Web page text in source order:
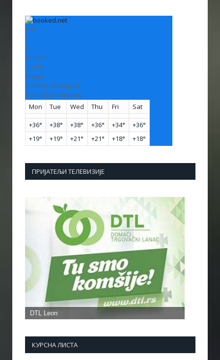
+30
°
C
H: +33°
L: +19°
Vranje
Sunday, 09 August
See 7-Day Forecast
Mon
Tue Wed Thu Fri Sat
+36° +38° +38° +36° +34° +36°
+19° +19° +21° +21° +18° +18°
ПРИЈАТЕЉИ ТЕЛЕВИЗИЈЕ
КУРСНА ЛИСТА